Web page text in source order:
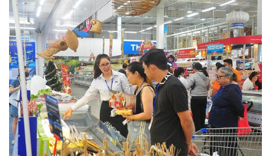
cấp trong lĩnh vực công nghiệp và thương mại. Trong đó, lĩnh
vực bảo vệ quyền lợi người tiêu dùng có nhiều nội dung quan
trọng được phân cấp cho địa phương, góp phần đưa hoạt động
hỗ trợ người tiêu dùng đến gần người dân hơn.